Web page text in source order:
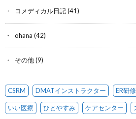
コメディカル日記(41)
ohana (42)
その他(9)
CSRM DMATインストラクター ER研修
いい医療 ひとやすみ ケアセンター